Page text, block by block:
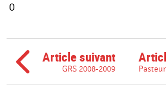
0
Article suivant
GRS 2008-2009